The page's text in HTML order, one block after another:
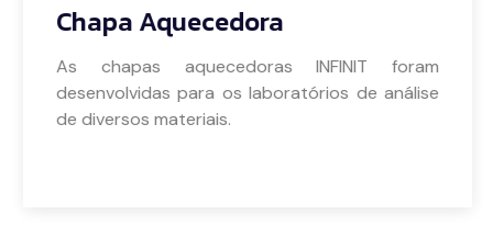
Chapa Aquecedora
As chapas aquecedoras INFINIT foram
desenvolvidas para os laboratórios de análise
de diversos materiais.